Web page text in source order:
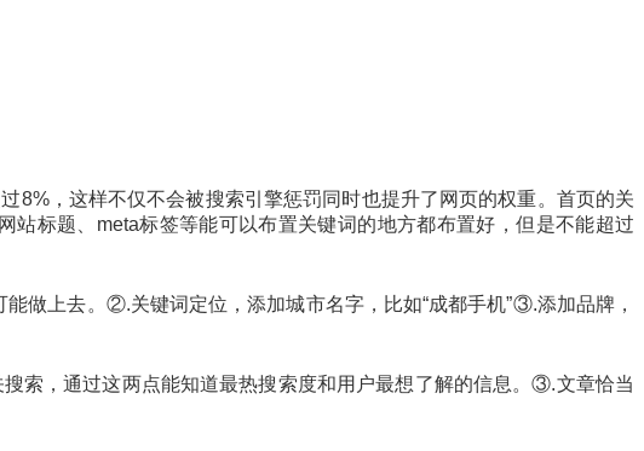
8%，这样不仅不会被搜索引擎惩罚同时也提升了网页的权重。首页的关
标题、meta标签等能可以布置关键词的地方都布置好，但是不能超过
做上去。②.关键词定位，添加城市名字，比如“成都手机”③.添加品牌，
索，通过这两点能知道最热搜索度和用户最想了解的信息。③.文章恰当